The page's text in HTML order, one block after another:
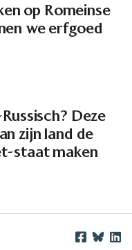
op Romeinse
we erfgoed
Deze
zijn land de
staat maken